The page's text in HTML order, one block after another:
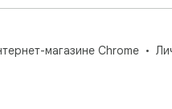
магазине Chrome